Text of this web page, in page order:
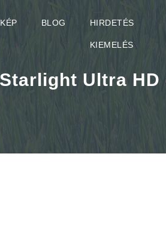
BLOG HIRDETÉS
KIEMELÉS
Ultra HD